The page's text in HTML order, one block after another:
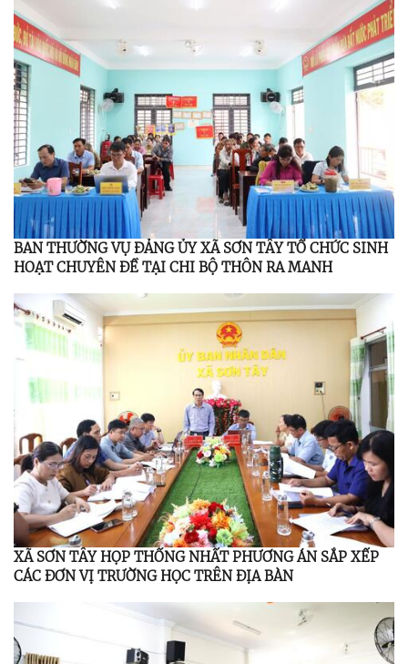
BAN THƯỜNG VỤ ĐẢNG ỦY XÃ SƠN TÂY TỔ CHỨC SINH
HOẠT CHUYÊN ĐỀ TẠI CHI BỘ THÔN RA MANH
XÃ SƠN TÂY HỌP THỐNG NHẤT PHƯƠNG ÁN SẮP XẾP
CÁC ĐƠN VỊ TRƯỜNG HỌC TRÊN ĐỊA BÀN